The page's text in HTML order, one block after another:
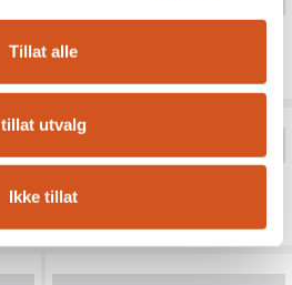
Tillat alle
tillat utvalg
Ikke tillat